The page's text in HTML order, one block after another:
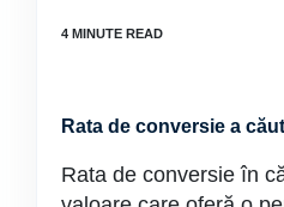
Rata de conversie a
Rata de conversie în